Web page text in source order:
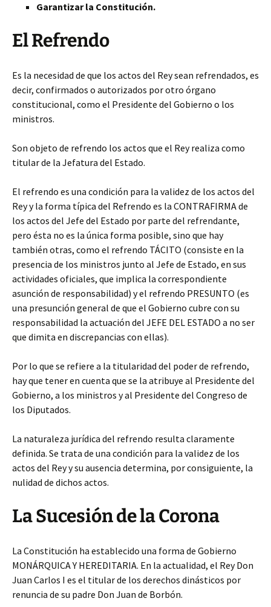
Garantizar la Constitución.
El Refrendo
Es la necesidad de que los actos del Rey sean refrendados, es
decir, confirmados o autorizados por otro órgano
constitucional, como el Presidente del Gobierno o los
ministros.
Son objeto de refrendo los actos que el Rey realiza como
titular de la Jefatura del Estado.
El refrendo es una condición para la validez de los actos del
Rey y la forma típica del Refrendo es la CONTRAFIRMA de
los actos del Jefe del Estado por parte del refrendante,
pero ésta no es la única forma posible, sino que hay
también otras, como el refrendo TÁCITO (consiste en la
presencia de los ministros junto al Jefe de Estado, en sus
actividades oficiales, que implica la correspondiente
asunción de responsabilidad) y el refrendo PRESUNTO (es
una presunción general de que el Gobierno cubre con su
responsabilidad la actuación del JEFE DEL ESTADO a no ser
que dimita en discrepancias con ellas).
Por lo que se refiere a la titularidad del poder de refrendo,
hay que tener en cuenta que se la atribuye al Presidente del
Gobierno, a los ministros y al Presidente del Congreso de
los Diputados.
La naturaleza jurídica del refrendo resulta claramente
definida. Se trata de una condición para la validez de los
actos del Rey y su ausencia determina, por consiguiente, la
nulidad de dichos actos.
La Sucesión de la Corona
La Constitución ha establecido una forma de Gobierno
MONÁRQUICA Y HEREDITARIA. En la actualidad, el Rey Don
Juan Carlos I es el titular de los derechos dinásticos por
renuncia de su padre Don Juan de Borbón.